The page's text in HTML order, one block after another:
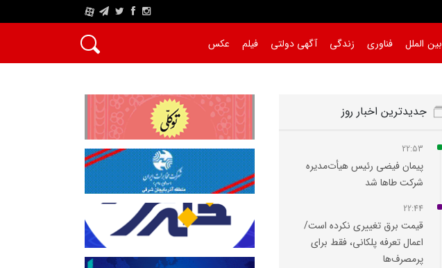
A
بین الملل فناوری زندگی آگهی دولتی فیلم عکس
جدیدترین اخبار روز
22:53
پیمان فیضی رئیس هیأت‌مدیره
شرکت طاها شد
22:44
قیمت برق تغییری نکرده است/
اعمال تعرفه پلکانی، فقط برای
پرمصرف‌ها